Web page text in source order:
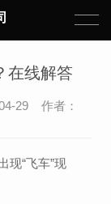
在线解答
29 作者：
现“飞车”现